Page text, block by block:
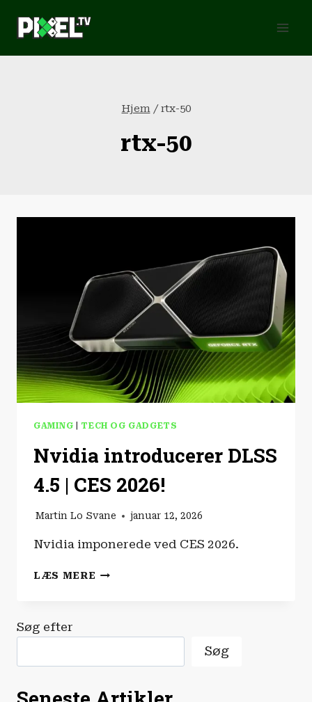
Hjem / rtx-50
rtx-50
GAMING TECH OG GADGETS
Nvidia introducerer DLSS
4.5 | CES 2026!
Martin Lo Svane januar 12, 2026
Nvidia imponerede ved CES 2026.
LÆS MERE NVIDIA
Søg efter
Søg